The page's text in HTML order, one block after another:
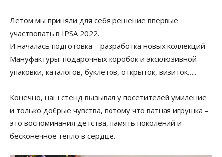
Летом мы приняли для себя решение впервые
участвовать в IPSA 2022.
И началась подготовка – разработка новых коллекций
Мануфактуры: подарочных коробок и эксклюзивной
упаковки, каталогов, буклетов, открыток, визиток…..
Конечно, наш стенд вызывал у посетителей умиление
и только добрые чувства, потому что ватная игрушка –
это воспоминания детства, память поколений и
бесконечное тепло в сердце.